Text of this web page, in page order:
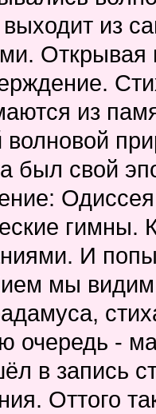
из
Открывая
из
волновой
был свой
гимны.
И
мы видим
очередь -
в запись
Оттого